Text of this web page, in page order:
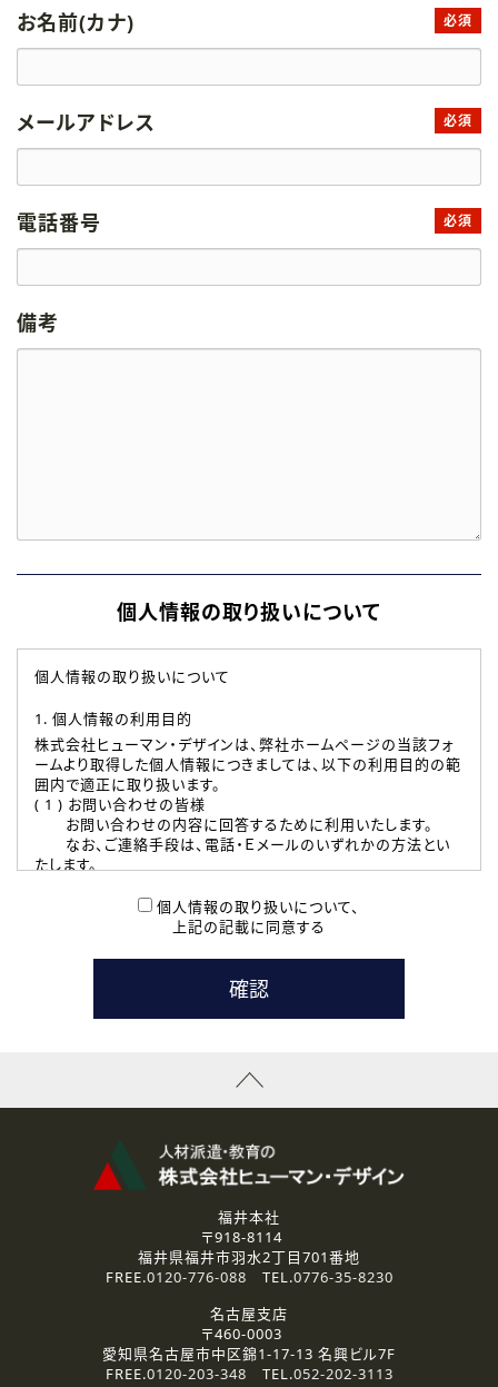
お名前(カナ) 必須
メールアドレス 必須
電話番号 必須
備考
個人情報の取り扱いについて
個人情報の取り扱いについて
1. 個人情報の利用目的
株式会社ヒューマン・デザインは、弊社ホームページの当該フォ
ームより取得した個人情報につきましては、以下の利用目的の範
囲内で適正に取り扱います。
( 1 ) お問い合わせの皆様
お問い合わせの内容に回答するために利用いたします。
なお、ご連絡手段は、電話・Ｅメールのいずれかの方法とい
たします。
本登録に関するご連絡および本登録時の参考情報として利
たします。
( 3 ) スタッフ派遣を検討されている企業の皆様
お問い合わせの内容に回答するために利用いたします。
なお、ご連絡手段は、電話・Ｅメールのいずれかの方法とい
資料送付、受講相談に関するご連絡のために利用いたしま
その他、お問い合わせの内容に回答するために利用いたし
なお、ご連絡手段は、電話・Ｅメールのいずれかの方法とい
2.個人情報の第三者提供
ご提供いただいた個人情報は、法令等の規定に従う場合を除き、
3.個人情報の取り扱いの委託
弊社の定める個人情報保護の評価基準を満たした委託先に、個
人情報を委託する場合があります。
個人情報の取り扱いについて、
上記の記載に同意する
福井本社
〒918-8114
福井県福井市羽水2丁目701番地
FREE.0120-776-088 TEL.0776-35-8230
名古屋支店
〒460-0003
愛知県名古屋市中区錦1-17-13 名興ビル7F
FREE.0120-203-348 TEL.052-202-3113